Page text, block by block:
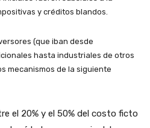
y créditos blandos.
(que iban desde
hasta industriales de otros
mecanismos de la siguiente
el 20% y el 50% del costo ficto